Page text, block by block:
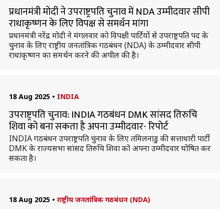
प्रधानमंत्री मोदी ने उपराष्ट्रपति चुनाव में NDA उम्मीदवार सीपी
राधाकृष्णन के लिए विपक्ष से समर्थन मांगा
प्रधानमंत्री नरेंद्र मोदी ने मंगलवार को विपक्षी पार्टियों से उपराष्ट्रपति पद के
चुनाव के लिए राष्ट्रीय जनतांत्रिक गठबंधन (NDA) के उम्मीदवार सीपी
राधाकृष्णन का समर्थन करने की अपील की है।
18 Aug 2025 • INDIA
उपराष्ट्रपति चुनाव: INDIA गठबंधन DMK सांसद तिरुचि
शिवा को बना सकता है अपना उम्मीदवार- रिपोर्ट
INDIA गठबंधन उपराष्ट्रपति चुनाव के लिए तमिलनाडु की सत्ताधारी पार्टी
DMK के राज्यसभा सांसद तिरुचि शिवा को अपना उम्मीदवार घोषित कर
सकता है।
18 Aug 2025 • राष्ट्रीय जनतांत्रिक गठबंधन (NDA)